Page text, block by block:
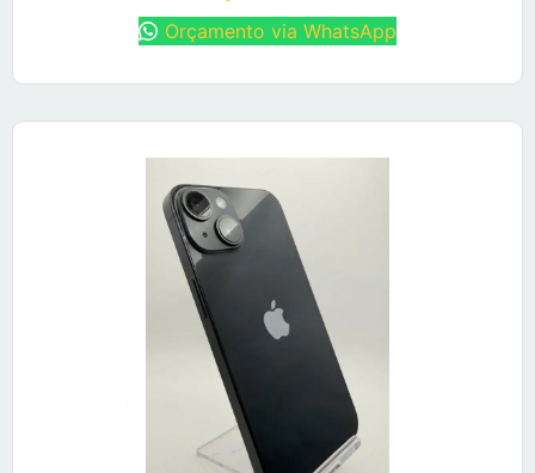
Orçamento via WhatsApp